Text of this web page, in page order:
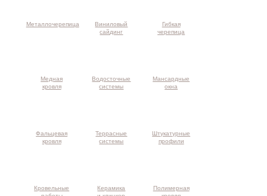
Металлочерепица
Виниловый
сайдинг
Гибкая
черепица
Медная
кровля
Водосточные
системы
Мансардные
окна
Фальцевая
кровля
Террасные
системы
Штукатурные
профили
Кровельные
Керамика
Полимерная